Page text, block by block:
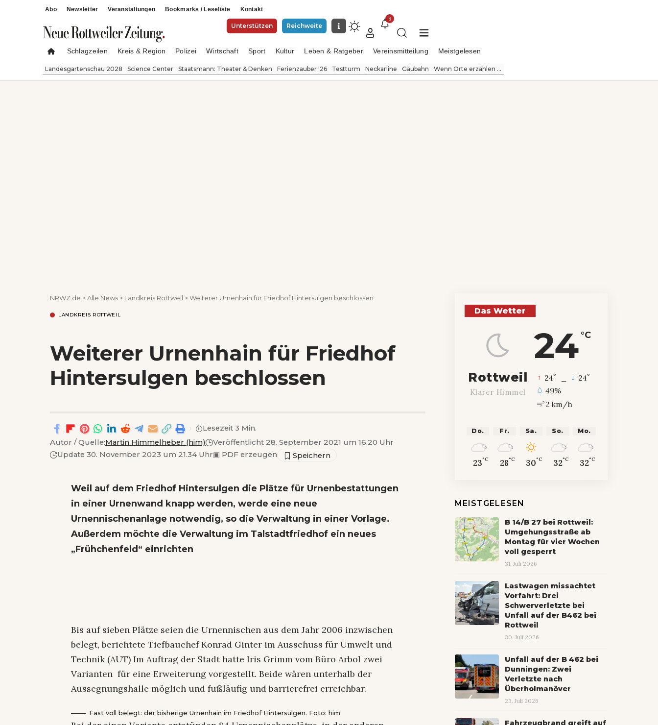
Abo Newsletter Veranstaltungen Bookmarks / Leseliste Kontakt
Unterstützen Reichweite
9
Schlagzeilen Kreis & Region Polizei Wirtschaft Sport Kultur Leben & Ratgeber Vereinsmitteilung Meistgelesen
Landesgartenschau 2028 Science Center Staatsmann: Theater & Denken Ferienzauber '26 Testturm Neckarline Gäubahn Wenn Orte erzählen ...
NRWZ.de >Alle News > Landkreis Rottweil >Weiterer Urnenhain für Friedhof Hintersulgen beschlossen
LANDKREIS ROTTWEIL
Weiterer Urnenhain für Friedhof
Hintersulgen beschlossen
Autor / Quelle:Martin Himmelheber (him)
Veröffentlicht 28. September 2021 um 16.20 Uhr
Update 30. November 2023 um 21.34 Uhr▣ PDF erzeugen
Lesezeit 3 Min.
Weil auf dem Friedhof Hintersulgen die Plätze für Urnenbestattungen
in einer Urnenwand knapp werden, werde eine neue
Urnennischenanlage notwendig, so die Verwaltung in einer Vorlage.
Außerdem möchte die Verwaltung im Talstadtfriedhof ein neues
„Frühchenfeld“ einrichten
Bis auf sieben Plätze seien die Urnennischen aus dem Jahr 2006 inzwischen
belegt, berichtete Tiefbauchef Konrad Ginter im Ausschuss für Umwelt und
Technik (AUT) Im Auftrag der Stadt hatte Iris Grimm vom Büro Arbol zwei
Varianten für eine Erweiterung vorgestellt. Beide wären unterhalb der
Aussegnungshalle möglich und fußläufig und barrierefrei erreichbar.
Fast voll belegt: der bisherige Urnenhain im Friedhof Hintersulgen. Foto: him
Das Wetter
24 °C
Rottweil
Klarer Himmel
24° 24°
49%
2 km/h
Do.
23°C
Fr.
28°C
Sa.
30°C
So.
32°C
Mo.
32°C
MEISTGELESEN
B 14/B 27 bei Rottweil:
Umgehungsstraße ab
Montag für vier Wochen
voll gesperrt
31. Juli 2026
Lastwagen missachtet
Vorfahrt: Drei
Schwerverletzte bei
Unfall auf der B462 bei
Rottweil
30. Juli 2026
Unfall auf der B 462 bei
Dunningen: Zwei
Verletzte nach
Überholmanöver
23. Juli 2026
Fahrzeugbrand greift auf